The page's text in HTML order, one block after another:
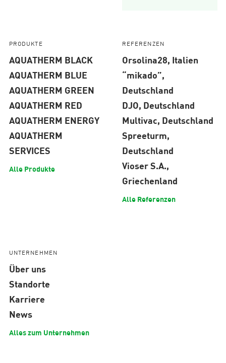
PRODUKTE
AQUATHERM BLACK
AQUATHERM BLUE
AQUATHERM GREEN
AQUATHERM RED
AQUATHERM ENERGY
AQUATHERM
SERVICES
Alle Produkte
REFERENZEN
Orsolina28, Italien
“mikado”,
Deutschland
DJO, Deutschland
Multivac, Deutschland
Spreeturm,
Deutschland
Vioser S.A.,
Griechenland
Alle Referenzen
UNTERNEHMEN
Über uns
Standorte
Karriere
News
Alles zum Unternehmen